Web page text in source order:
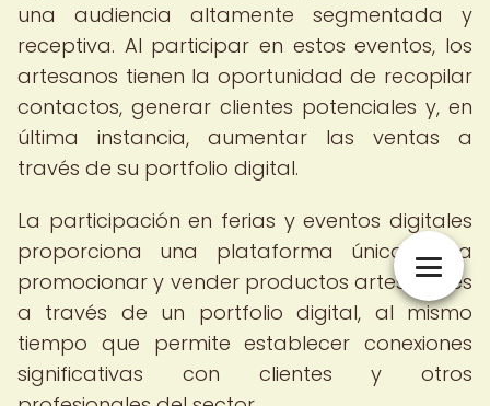
una audiencia altamente segmentada y
receptiva. Al participar en estos eventos, los
artesanos tienen la oportunidad de recopilar
contactos, generar clientes potenciales y, en
última instancia, aumentar las ventas a
través de su portfolio digital.
La participación en ferias y eventos digitales
proporciona una plataforma única para
promocionar y vender productos artesanales
a través de un portfolio digital, al mismo
tiempo que permite establecer conexiones
significativas con clientes y otros